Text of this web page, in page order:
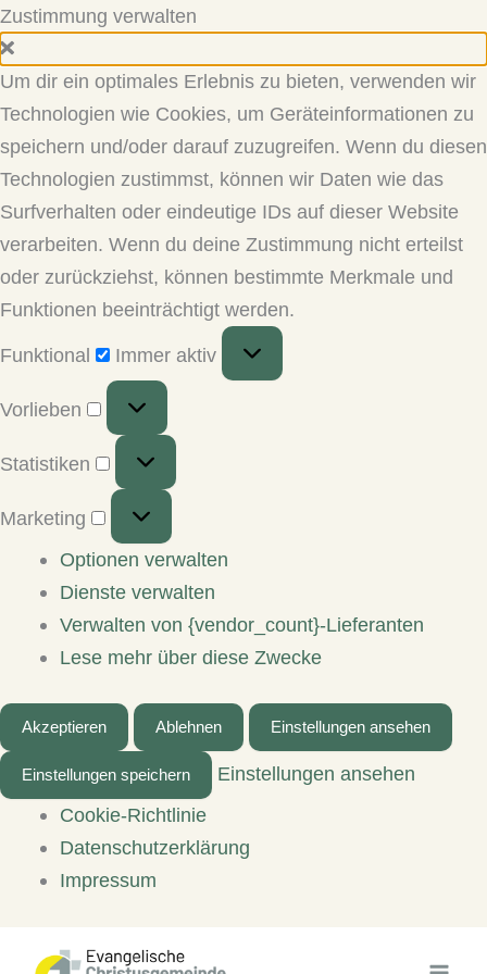
Zustimmung verwalten
Um dir ein optimales Erlebnis zu bieten, verwenden wir
Technologien wie Cookies, um Geräteinformationen zu
speichern und/oder darauf zuzugreifen. Wenn du diesen
Technologien zustimmst, können wir Daten wie das
Surfverhalten oder eindeutige IDs auf dieser Website
verarbeiten. Wenn du deine Zustimmung nicht erteilst
oder zurückziehst, können bestimmte Merkmale und
Funktionen beeinträchtigt werden.
Funktional
Immer aktiv
Vorlieben
Vorlieben
Statistiken
Statistiken
Marketing
Marketing
Optionen verwalten
Dienste verwalten
Verwalten von {vendor_count}-Lieferanten
Lese mehr über diese Zwecke
Akzeptieren Ablehnen Einstellungen ansehen
Einstellungen speichern
Einstellungen ansehen
Cookie-Richtlinie
Datenschutzerklärung
Impressum